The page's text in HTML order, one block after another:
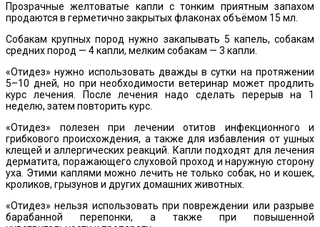
Прозрачные желтоватые капли с тонким приятным запахом
продаются в герметично закрытых флаконах объёмом 15 мл.
Собакам крупных пород нужно закапывать 5 капель, собакам
средних пород — 4 капли, мелким собакам — 3 капли.
«Отидез» нужно использовать дважды в сутки на протяжении
5–10 дней, но при необходимости ветеринар может продлить
курс лечения. После лечения надо сделать перерыв на 1
неделю, затем повторить курс.
«Отидез» полезен при лечении отитов инфекционного и
грибкового происхождения, а также для избавления от ушных
клещей и аллергических реакций. Капли подходят для лечения
дерматита, поражающего слуховой проход и наружную сторону
уха. Этими каплями можно лечить не только собак, но и кошек,
кроликов, грызунов и других домашних животных.
«Отидез» нельзя использовать при повреждении или разрыве
барабанной перепонки, а также при повышенной